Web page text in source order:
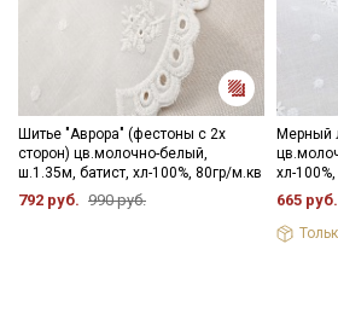
Шитье "Аврора" (фестоны с 2х
сторон) цв.молочно-белый,
ш.1.35м, батист, хл-100%, 80гр/м.кв
792 руб. 990 руб.
Мерный
хл-
665 руб.